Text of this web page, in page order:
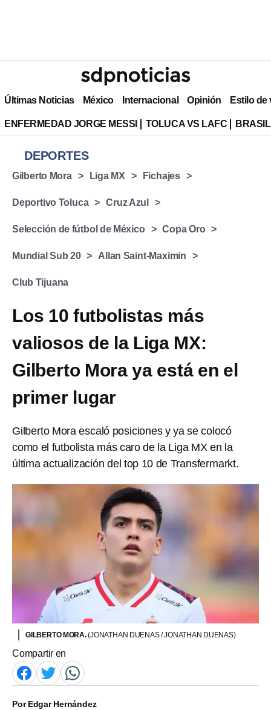
Últimas Noticias México Internacional Opinión Estilo de
ENFERMEDAD JORGE MESSI TOLUCA VS LAFC
DEPORTES
⁠Gilberto Mora Liga MX Fichajes
Deportivo Toluca Cruz Azul
Selección de fútbol de México Copa Oro
Mundial Sub 20 Allan Saint-Maximin
Club Tijuana
Los 10 futbolistas más
valiosos de la Liga MX:
Gilberto Mora ya está en el
primer lugar
Gilberto Mora escaló posiciones y ya se colocó
como el futbolista más caro de la Liga MX en la
última actualización del top 10 de Transfermarkt.
GILBERTO MORA.(JONATHAN DUENAS / JONATHAN DUENAS)
Compartir en
PorEdgar Hernández